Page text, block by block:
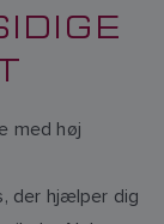
med høj
der hjælper dig